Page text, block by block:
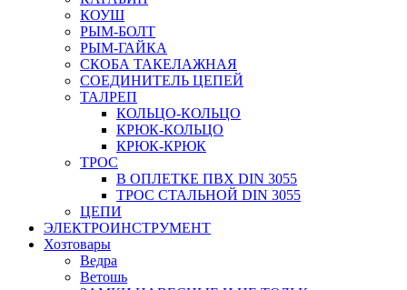
КОУШ
РЫМ-БОЛТ
РЫМ-ГАЙКА
СКОБА ТАКЕЛАЖНАЯ
СОЕДИНИТЕЛЬ ЦЕПЕЙ
ТАЛРЕП
КОЛЬЦО-КОЛЬЦО
КРЮК-КОЛЬЦО
КРЮК-КРЮК
ТРОС
В ОПЛЕТКЕ ПВХ DIN 3055
ТРОС СТАЛЬНОЙ DIN 3055
ЦЕПИ
ЭЛЕКТРОИНСТРУМЕНТ
Хозтовары
Ведра
Ветошь